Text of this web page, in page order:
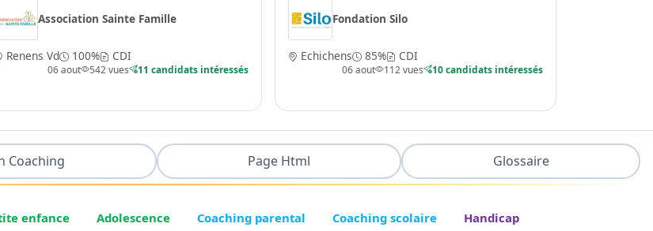
Association Sainte Famille
Renens Vd 100% CDI
06 aout 542 vues 11 candidats intéressés
Fondation Silo
Echichens 85% CDI
06 aout 112 vues 10 candidats intéressés
Coaching Page Html Glossaire
enfance Adolescence Coaching parental Coaching scolaire Handicap